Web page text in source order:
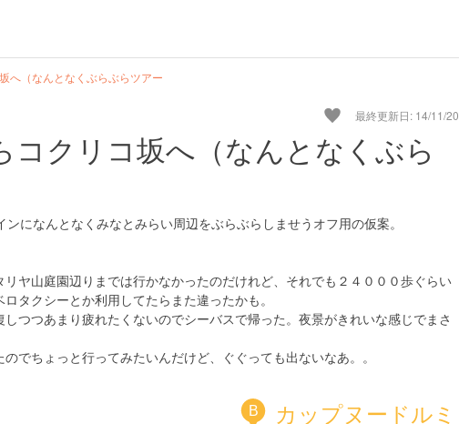
へ（なんとなくぶらぶらツアー
最終更新日: 14/11/20
コクリコ坂へ（なんとなくぶら
になんとなくみなとみらい周辺をぶらぶらしませうオフ用の仮案。
ヤ山庭園辺りまでは行かなかったのだけれど、それでも２４０００歩ぐらい
タクシーとか利用してたらまた違ったかも。
つつあまり疲れたくないのでシーバスで帰った。夜景がきれいな感じでまさ
でちょっと行ってみたいんだけど、ぐぐっても出ないなあ。。
B
カップヌードルミ